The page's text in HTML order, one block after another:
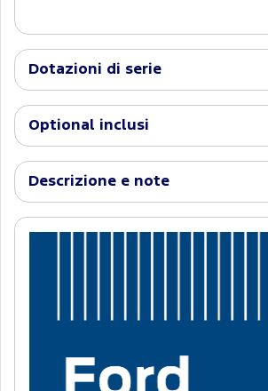
Dotazioni di serie
Optional inclusi
Descrizione e note